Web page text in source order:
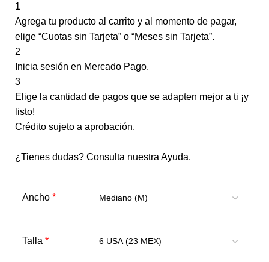
1
Agrega tu producto al carrito y al momento de pagar,
elige “Cuotas sin Tarjeta” o “Meses sin Tarjeta”.
2
Inicia sesión en Mercado Pago.
3
Elige la cantidad de pagos que se adapten mejor a ti ¡y
listo!
Crédito sujeto a aprobación.
¿Tienes dudas? Consulta nuestra Ayuda.
Ancho *
Talla *